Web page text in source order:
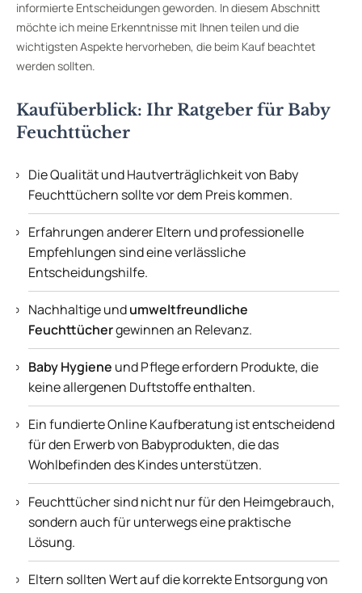
informierte Entscheidungen geworden. In diesem Abschnitt
möchte ich meine Erkenntnisse mit Ihnen teilen und die
wichtigsten Aspekte hervorheben, die beim Kauf beachtet
werden sollten.
Kaufüberblick: Ihr Ratgeber für Baby
Feuchttücher
Die Qualität und Hautverträglichkeit von Baby
Feuchttüchern sollte vor dem Preis kommen.
Erfahrungen anderer Eltern und professionelle
Empfehlungen sind eine verlässliche
Entscheidungshilfe.
Nachhaltige undumweltfreundliche
Feuchttüchergewinnen an Relevanz.
Baby Hygiene und Pflege erfordern Produkte, die
keine allergenen Duftstoffe enthalten.
Ein fundierte Online Kaufberatung ist entscheidend
für den Erwerb von Babyprodukten, die das
Wohlbefinden des Kindes unterstützen.
Feuchttücher sind nicht nur für den Heimgebrauch,
sondern auch für unterwegs eine praktische
Lösung.
Eltern sollten Wert auf die korrekte Entsorgung von